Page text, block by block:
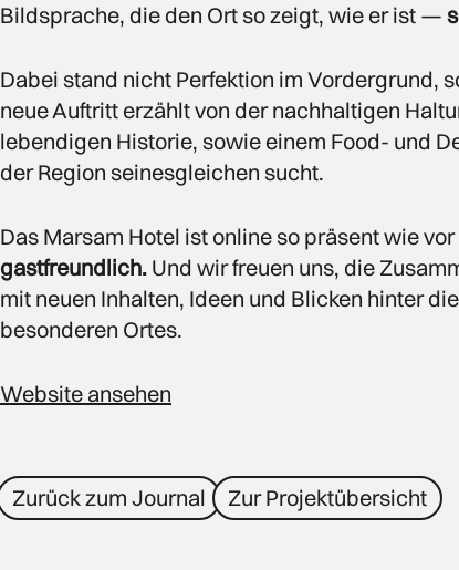
Bildsprache, die den Ort so zeigt, wie er ist —
Dabei stand nicht Perfektion im Vordergrund,
neue Auftritt erzählt von der nachhaltigen
lebendigen Historie, sowie einem Food- und
der Region seinesgleichen sucht.
Das Marsam Hotel ist online so präsent wie vor
gastfreundlich.Und wir freuen uns, die
mit neuen Inhalten, Ideen und Blicken hinter
besonderen Ortes.
Website ansehen